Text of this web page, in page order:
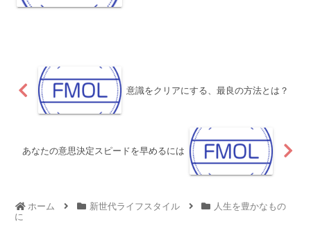
意識をクリアにする、最良の方法とは？
あなたの意思決定スピードを早めるには
ホーム 新世代ライフスタイル
人生を豊かなもの
に